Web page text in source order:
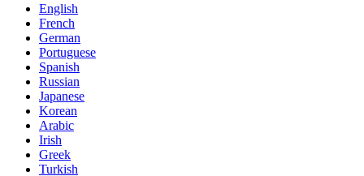
English
French
German
Portuguese
Spanish
Russian
Japanese
Korean
Arabic
Irish
Greek
Turkish